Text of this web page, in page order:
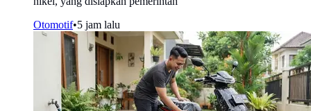
Otomotif•5 jam lalu